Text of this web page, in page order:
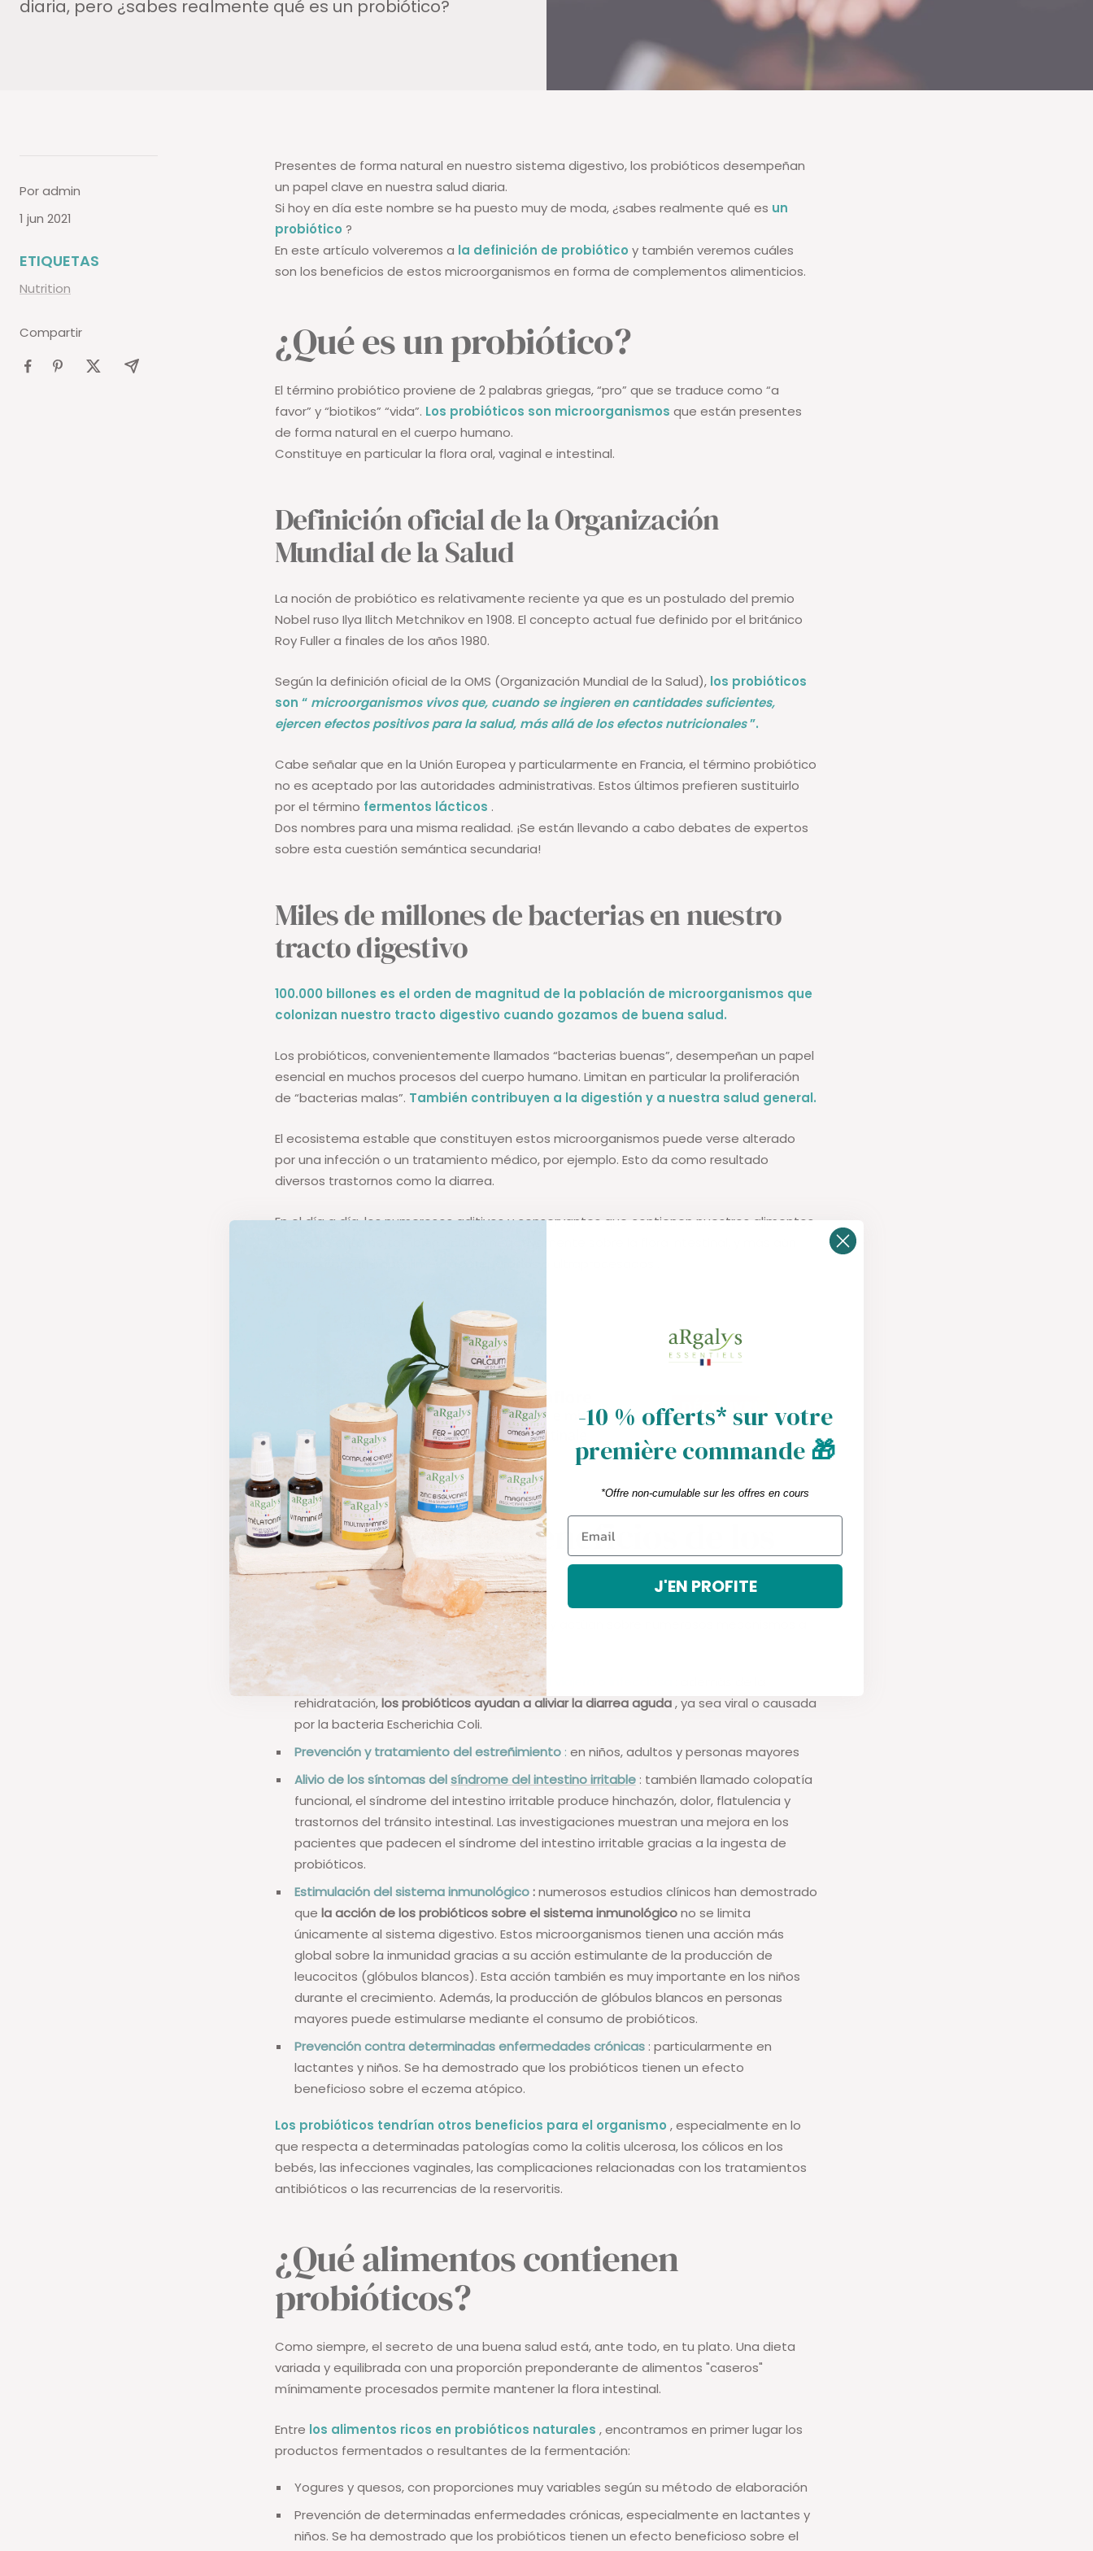
diaria, pero ¿sabes realmente qué es un probiótico?
Por admin
1 jun 2021
ETIQUETAS
Nutrition
Compartir
Presentes de forma natural en nuestro sistema digestivo, los probióticos desempeñan
un papel clave en nuestra salud diaria.
Si hoy en día este nombre se ha puesto muy de moda, ¿sabes realmente qué es un
probiótico ?
En este artículo volveremos a la definición de probiótico y también veremos cuáles
son los beneficios de estos microorganismos en forma de complementos alimenticios.
¿Qué es un probiótico?
El término probiótico proviene de 2 palabras griegas, “pro” que se traduce como “a
favor” y “biotikos” “vida”. Los probióticos son microorganismos que están presentes
de forma natural en el cuerpo humano.
Constituye en particular la flora oral, vaginal e intestinal.
Definición oficial de la Organización
Mundial de la Salud
La noción de probiótico es relativamente reciente ya que es un postulado del premio
Nobel ruso Ilya Ilitch Metchnikov en 1908. El concepto actual fue definido por el británico
Roy Fuller a finales de los años 1980.
Según la definición oficial de la OMS (Organización Mundial de la Salud), los probióticos
son “ microorganismos vivos que, cuando se ingieren en cantidades suficientes,
ejercen efectos positivos para la salud, más allá de los efectos nutricionales”.
Cabe señalar que en la Unión Europea y particularmente en Francia, el término probiótico
no es aceptado por las autoridades administrativas. Estos últimos prefieren sustituirlo
por el término fermentos lácticos .
Dos nombres para una misma realidad. ¡Se están llevando a cabo debates de expertos
sobre esta cuestión semántica secundaria!
Miles de millones de bacterias en nuestro
tracto digestivo
100.000 billones es el orden de magnitud de la población de microorganismos que
colonizan nuestro tracto digestivo cuando gozamos de buena salud.
Los probióticos, convenientemente llamados “bacterias buenas”, desempeñan un papel
esencial en muchos procesos del cuerpo humano. Limitan en particular la proliferación
de “bacterias malas”. También contribuyen a la digestión y a nuestra salud general.
El ecosistema estable que constituyen estos microorganismos puede verse alterado
por una infección o un tratamiento médico, por ejemplo. Esto da como resultado
diversos trastornos como la diarrea.
En el día a día, los numerosos aditivos y conservantes que contienen nuestros alimentos
¿Cuáles son los beneficios de los
probióticos?
Los probióticos tienen muchos beneficios
nivel intestinal:
Prevención y tratamiento de la diarrea del viajero o infecciosa
rehidratación,los probióticos ayudan a aliviar la diarrea aguda, ya sea viral o causada
por la bacteria Escherichia Coli.
Prevención y tratamiento del estreñimiento: en niños, adultos y personas mayores
Alivio de los síntomas delsíndrome del intestino irritable: también llamado colopatía
funcional, el síndrome del intestino irritable produce hinchazón, dolor, flatulencia y
trastornos del tránsito intestinal. Las investigaciones muestran una mejora en los
pacientes que padecen el síndrome del intestino irritable gracias a la ingesta de
probióticos.
Estimulación del sistema inmunológico:numerosos estudios clínicos han demostrado
que la acción de los probióticos sobre el sistema inmunológicono se limita
únicamente al sistema digestivo. Estos microorganismos tienen una acción más
global sobre la inmunidad gracias a su acción estimulante de la producción de
leucocitos (glóbulos blancos). Esta acción también es muy importante en los niños
durante el crecimiento. Además, la producción de glóbulos blancos en personas
mayores puede estimularse mediante el consumo de probióticos.
Prevención contra determinadas enfermedades crónicas: particularmente en
lactantes y niños. Se ha demostrado que los probióticos tienen un efecto
beneficioso sobre el eczema atópico.
Los probióticos tendrían otros beneficios para el organismo , especialmente en lo
que respecta a determinadas patologías como la colitis ulcerosa, los cólicos en los
bebés, las infecciones vaginales, las complicaciones relacionadas con los tratamientos
antibióticos o las recurrencias de la reservoritis.
¿Qué alimentos contienen
probióticos?
Como siempre, el secreto de una buena salud está, ante todo, en tu plato. Una dieta
variada y equilibrada con una proporción preponderante de alimentos "caseros"
mínimamente procesados ​​permite mantener la flora intestinal.
Entre los alimentos ricos en probióticos naturales , encontramos en primer lugar los
productos fermentados o resultantes de la fermentación:
Yogures y quesos, con proporciones muy variables según su método de elaboración
Prevención de determinadas enfermedades crónicas, especialmente en lactantes y
niños. Se ha demostrado que los probióticos tienen un efecto beneficioso sobre el
-10 % offerts* sur votre
première commande🎁
*Offre non-cumulable sur les offres en cours
J'EN PROFITE